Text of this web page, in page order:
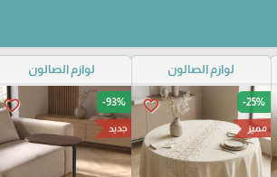
لوازم الصالون
favorite_border -25%
مميز
لوازم الصالون
favorite_border -93%
جديد